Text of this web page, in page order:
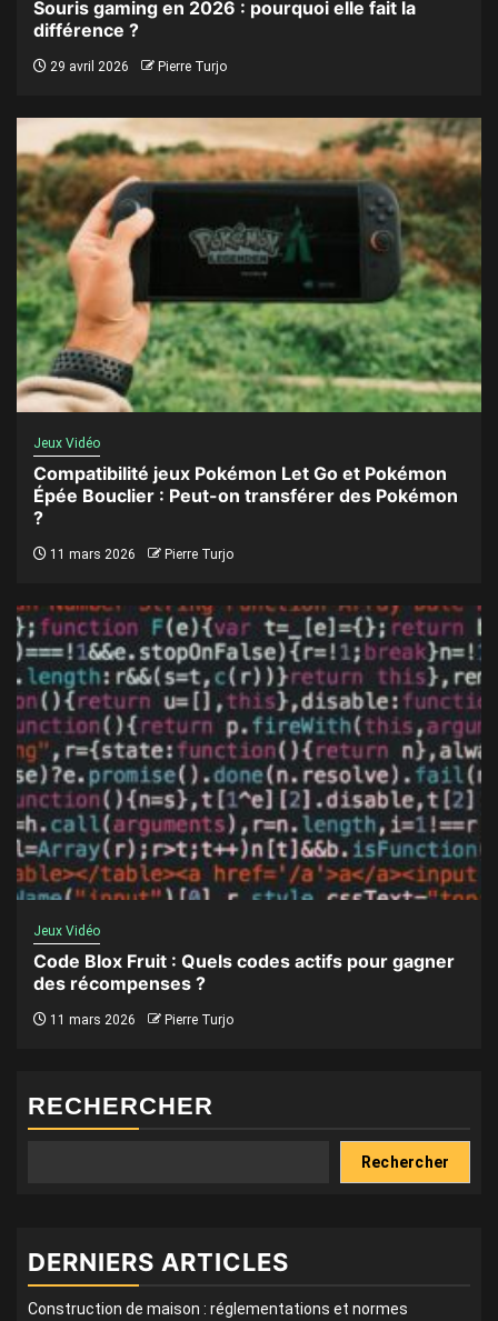
Souris gaming en 2026 : pourquoi elle fait la
différence ?
29 avril 2026 Pierre Turjo
Jeux Vidéo
Compatibilité jeux Pokémon Let Go et Pokémon
Épée Bouclier : Peut-on transférer des Pokémon
?
11 mars 2026 Pierre Turjo
Jeux Vidéo
Code Blox Fruit : Quels codes actifs pour gagner
des récompenses ?
11 mars 2026 Pierre Turjo
RECHERCHER
Rechercher
DERNIERS ARTICLES
Construction de maison : réglementations et normes